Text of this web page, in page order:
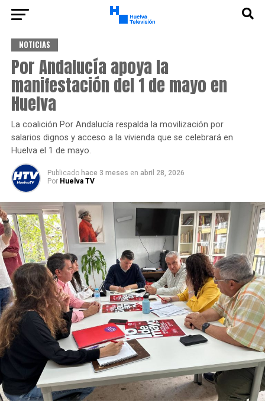
NOTICIAS
Por Andalucía apoya la
manifestación del 1 de mayo en
Huelva
La coalición Por Andalucía respalda la movilización por
salarios dignos y acceso a la vivienda que se celebrará en
Huelva el 1 de mayo.
Publicado hace 3 meses en abril 28, 2026
Por Huelva TV